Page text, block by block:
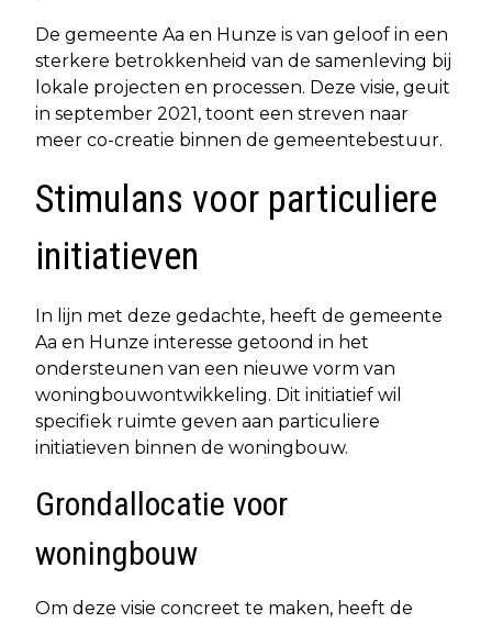
De gemeente Aa en Hunze is van geloof in een
sterkere betrokkenheid van de samenleving bij
lokale projecten en processen. Deze visie, geuit
in september 2021, toont een streven naar
meer co-creatie binnen de gemeentebestuur.
Stimulans voor particuliere
initiatieven
In lijn met deze gedachte, heeft de gemeente
Aa en Hunze interesse getoond in het
ondersteunen van een nieuwe vorm van
woningbouwontwikkeling. Dit initiatief wil
specifiek ruimte geven aan particuliere
initiatieven binnen de woningbouw.
Grondallocatie voor
woningbouw
Om deze visie concreet te maken, heeft de